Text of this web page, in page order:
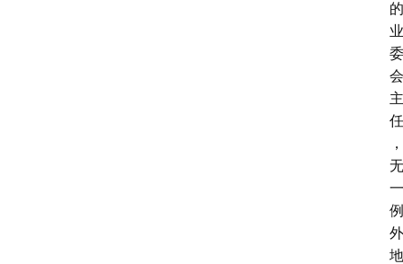
的
业
委
会
主
任
，
无
一
例
外
地